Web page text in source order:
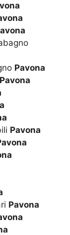
Pavona
Pavona
Pavona
Pavona